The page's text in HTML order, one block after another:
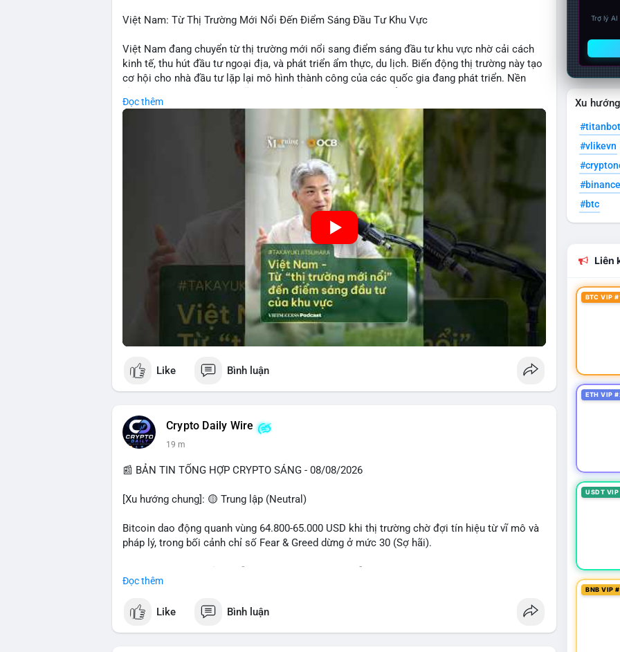
Việt Nam: Từ Thị Trường Mới Nổi Đến Điểm Sáng Đầu Tư Khu Vực
Việt Nam đang chuyển từ thị trường mới nổi sang điểm sáng đầu tư khu vực nhờ cải cách
kinh tế, thu hút đầu tư ngoại địa, và phát triển ẩm thực, du lịch. Biến động thị trường này tạo
cơ hội cho nhà đầu tư lặp lại mô hình thành công của các quốc gia đang phát triển. Nền
đầu tư toàn cầu.
Đọc thêm
Like Bình luận
Crypto Daily Wire
19 m
📰 BẢN TIN TỔNG HỢP CRYPTO SÁNG - 08/08/2026
[Xu hướng chung]: 🟡 Trung lập (Neutral)
Bitcoin dao động quanh vùng 64.800-65.000 USD khi thị trường chờ đợi tín hiệu từ vĩ mô và
pháp lý, trong bối cảnh chỉ số Fear & Greed dừng ở mức 30 (Sợ hãi).
chuyển 289,92 BTC trị giá 18,83 triệu USD lúc 08:19 UTC và 61,37 BTC (gần 4 triệu USD) lúc
sàn.
Đọc thêm
Like Bình luận
Trợ lý
Xu
#titanbot
#vlikevn
#btc
Liên
BTC VIP
ETH VIP
USDT
BNB VIP